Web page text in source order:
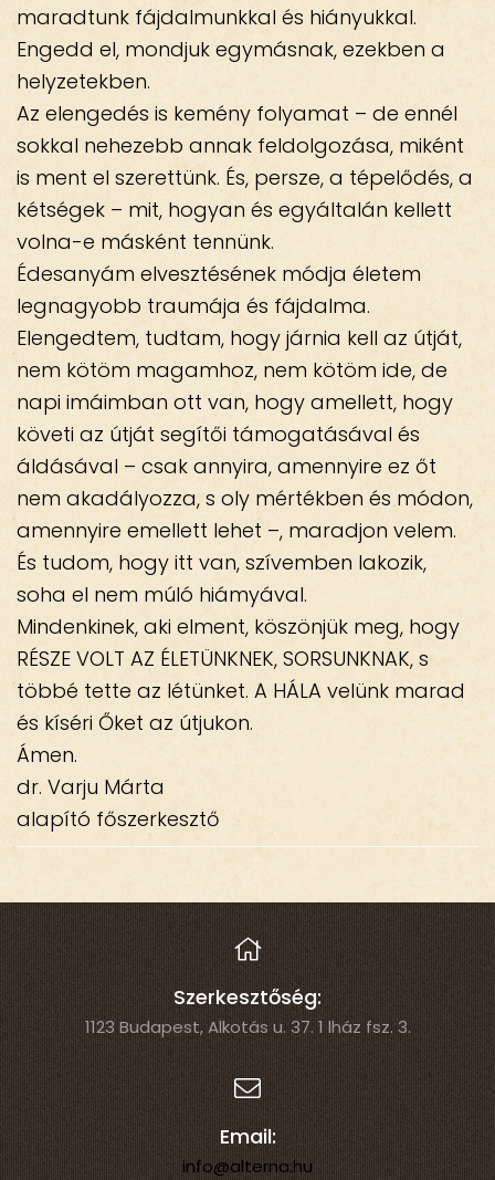
maradtunk fájdalmunkkal és hiányukkal.
Engedd el, mondjuk egymásnak, ezekben a
helyzetekben.
Az elengedés is kemény folyamat – de ennél
sokkal nehezebb annak feldolgozása, miként
is ment el szerettünk. És, persze, a tépelődés, a
kétségek – mit, hogyan és egyáltalán kellett
volna-e másként tennünk.
Édesanyám elvesztésének módja életem
legnagyobb traumája és fájdalma.
Elengedtem, tudtam, hogy járnia kell az útját,
nem kötöm magamhoz, nem kötöm ide, de
napi imáimban ott van, hogy amellett, hogy
követi az útját segítői támogatásával és
áldásával – csak annyira, amennyire ez őt
nem akadályozza, s oly mértékben és módon,
amennyire emellett lehet –, maradjon velem.
És tudom, hogy itt van, szívemben lakozik,
soha el nem múló hiámyával.
Mindenkinek, aki elment, köszönjük meg, hogy
RÉSZE VOLT AZ ÉLETÜNKNEK, SORSUNKNAK, s
többé tette az létünket. A HÁLA velünk marad
és kíséri Őket az útjukon.
Ámen.
dr. Varju Márta
alapító főszerkesztő
Szerkesztőség:
1123 Budapest, Alkotás u. 37. 1 lház fsz. 3.
Email:
info@alterna.hu